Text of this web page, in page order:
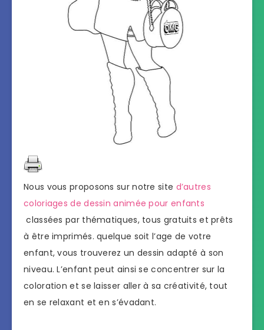
Nous vous proposons sur notre site d’autres
coloriages de dessin animée pour enfants
classées par thématiques, tous gratuits et prêts
à être imprimés. quelque soit l’age de votre
enfant, vous trouverez un dessin adapté à son
niveau. L’enfant peut ainsi se concentrer sur la
coloration et se laisser aller à sa créativité, tout
en se relaxant et en s’évadant.